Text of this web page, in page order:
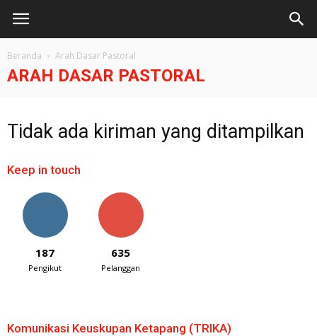
Beranda Arah Dasar Pastoral
ARAH DASAR PASTORAL
Tidak ada kiriman yang ditampilkan
Keep in touch
187
Pengikut
635
Pelanggan
Komunikasi Keuskupan Ketapang (TRIKA)